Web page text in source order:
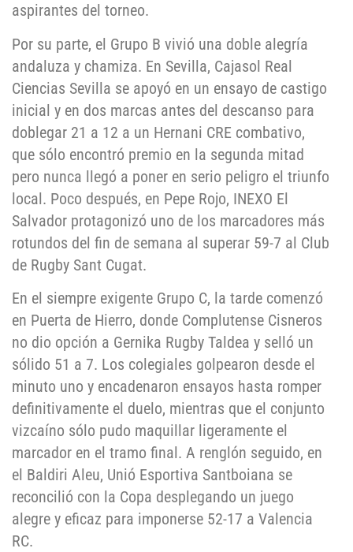
aspirantes del torneo.
Por su parte, el Grupo B vivió una doble alegría
andaluza y chamiza. En Sevilla, Cajasol Real
Ciencias Sevilla se apoyó en un ensayo de castigo
inicial y en dos marcas antes del descanso para
doblegar 21 a 12 a un Hernani CRE combativo,
que sólo encontró premio en la segunda mitad
pero nunca llegó a poner en serio peligro el triunfo
local. Poco después, en Pepe Rojo, INEXO El
Salvador protagonizó uno de los marcadores más
rotundos del fin de semana al superar 59-7 al Club
de Rugby Sant Cugat.
En el siempre exigente Grupo C, la tarde comenzó
en Puerta de Hierro, donde Complutense Cisneros
no dio opción a Gernika Rugby Taldea y selló un
sólido 51 a 7. Los colegiales golpearon desde el
minuto uno y encadenaron ensayos hasta romper
definitivamente el duelo, mientras que el conjunto
vizcaíno sólo pudo maquillar ligeramente el
marcador en el tramo final. A renglón seguido, en
el Baldiri Aleu, Unió Esportiva Santboiana se
reconcilió con la Copa desplegando un juego
alegre y eficaz para imponerse 52-17 a Valencia
RC.